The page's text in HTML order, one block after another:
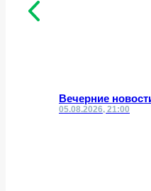
Вечерние
05.08.2026, 21:00